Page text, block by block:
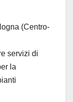
(Centro-
servizi di
la